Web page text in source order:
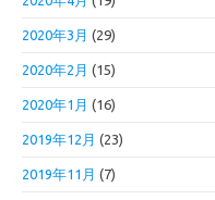
2020年3月 (29)
2020年2月 (15)
2020年1月 (16)
2019年12月 (23)
2019年11月 (7)